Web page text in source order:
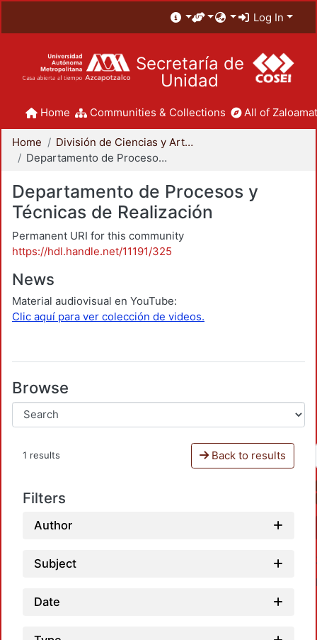
Log In
Secretaría de
Unidad
Home Communities & Collections All of
Home
División de Ciencias y Artes para el Diseño
Departamento de Procesos y Técnicas de Realización
Departamento de Procesos y
Técnicas de Realización
Permanent URI for this community
https://hdl.handle.net/11191/325
News
Material audiovisual en YouTube:
Clic aquí para ver colección de videos.
Browse
1 results Back to results
Filters
Author
Subject
Date